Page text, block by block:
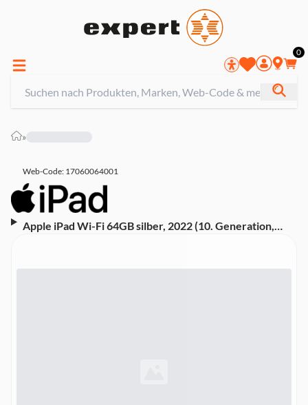
0
»
Web-Code: 17060064001
Apple iPad Wi-Fi 64GB silber, 2022 (10. Generation,